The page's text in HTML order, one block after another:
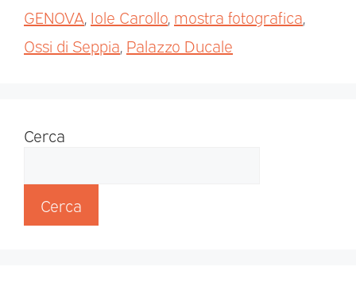
GENOVA, Iole Carollo, mostra fotografica,
Ossi di Seppia, Palazzo Ducale
Cerca
Cerca